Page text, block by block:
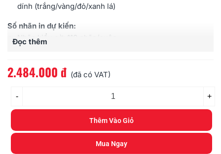
dính (trắng/vàng/đỏ/xanh lá)
Số nhãn in dự kiến:
Nhãnkiểu cờ
110 nhãn/cuộn
Đọc thêm
2.484.000 đ (đã có VAT)
- +
Thêm Vào Giỏ
Mua Ngay